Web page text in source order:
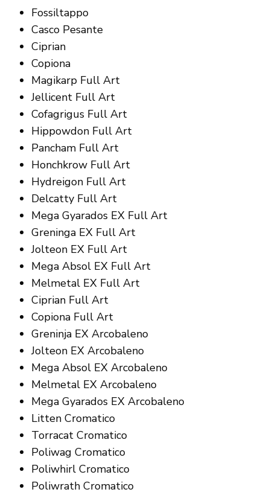
Fossiltappo
Casco Pesante
Ciprian
Copiona
Magikarp Full Art
Jellicent Full Art
Cofagrigus Full Art
Hippowdon Full Art
Pancham Full Art
Honchkrow Full Art
Hydreigon Full Art
Delcatty Full Art
Mega Gyarados EX Full Art
Greninga EX Full Art
Jolteon EX Full Art
Mega Absol EX Full Art
Melmetal EX Full Art
Ciprian Full Art
Copiona Full Art
Greninja EX Arcobaleno
Jolteon EX Arcobaleno
Mega Absol EX Arcobaleno
Melmetal EX Arcobaleno
Mega Gyarados EX Arcobaleno
Litten Cromatico
Torracat Cromatico
Poliwag Cromatico
Poliwhirl Cromatico
Poliwrath Cromatico